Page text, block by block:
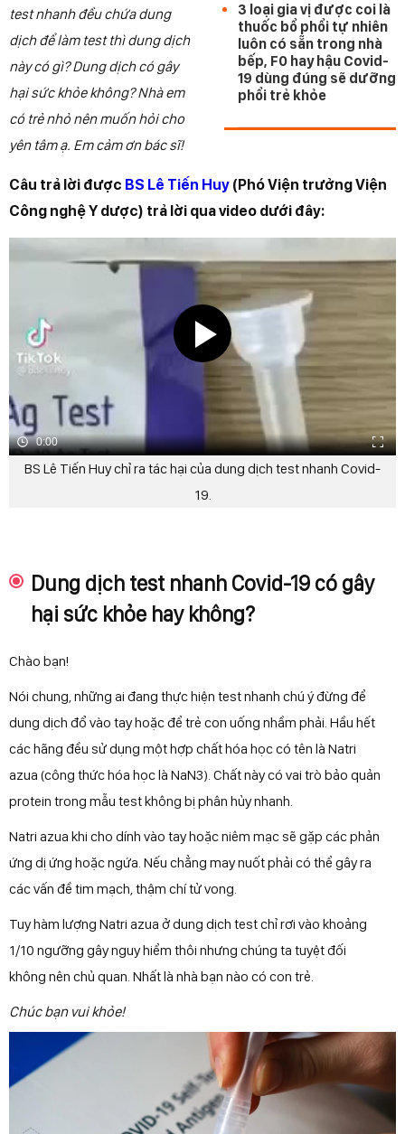
3 loại gia vị được coi là
thuốc bổ phổi tự nhiên
luôn có sẵn trong nhà
bếp, F0 hay hậu Covid-
19 dùng đúng sẽ dưỡng
phổi trẻ khỏe
test nhanh đều chứa dung
dịch để làm test thì dung dịch
này có gì? Dung dịch có gây
hại sức khỏe không? Nhà em
có trẻ nhỏ nên muốn hỏi cho
yên tâm ạ. Em cảm ơn bác sĩ!
Câu trả lời được BS Lê Tiến Huy (Phó Viện trưởng Viện
Công nghệ Y dược) trả lời qua video dưới đây:
0:00
BS Lê Tiến Huy chỉ ra tác hại của dung dịch test nhanh Covid-
19.
Dung dịch test nhanh Covid-19 có gây
hại sức khỏe hay không?
Chào bạn!
Nói chung, những ai đang thực hiện test nhanh chú ý đừng để
dung dịch đổ vào tay hoặc để trẻ con uống nhầm phải. Hầu hết
các hãng đều sử dụng một hợp chất hóa học có tên là Natri
azua (công thức hóa học là NaN3). Chất này có vai trò bảo quản
protein trong mẫu test không bị phân hủy nhanh.
Natri azua khi cho dính vào tay hoặc niêm mạc sẽ gặp các phản
ứng dị ứng hoặc ngứa. Nếu chẳng may nuốt phải có thể gây ra
các vấn đề tim mạch, thậm chí tử vong.
Tuy hàm lượng Natri azua ở dung dịch test chỉ rơi vào khoảng
1/10 ngưỡng gây nguy hiểm thôi nhưng chúng ta tuyệt đối
không nên chủ quan. Nhất là nhà bạn nào có con trẻ.
Chúc bạn vui khỏe!